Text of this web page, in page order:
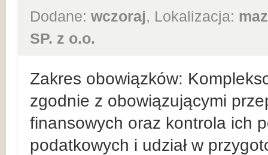
Dodane: wczoraj, Lokalizacja:
SP. z o.o.
Zakres obowiązków:
zgodnie z obowiązującymi
finansowych oraz kontrola ich
podatkowych i udział w